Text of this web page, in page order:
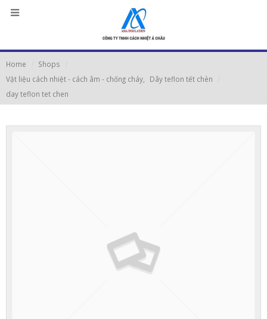
Home
Shops
Vật liệu cách nhiệt - cách âm - chống cháy
Dây teflon tết chèn
day teflon tet chen